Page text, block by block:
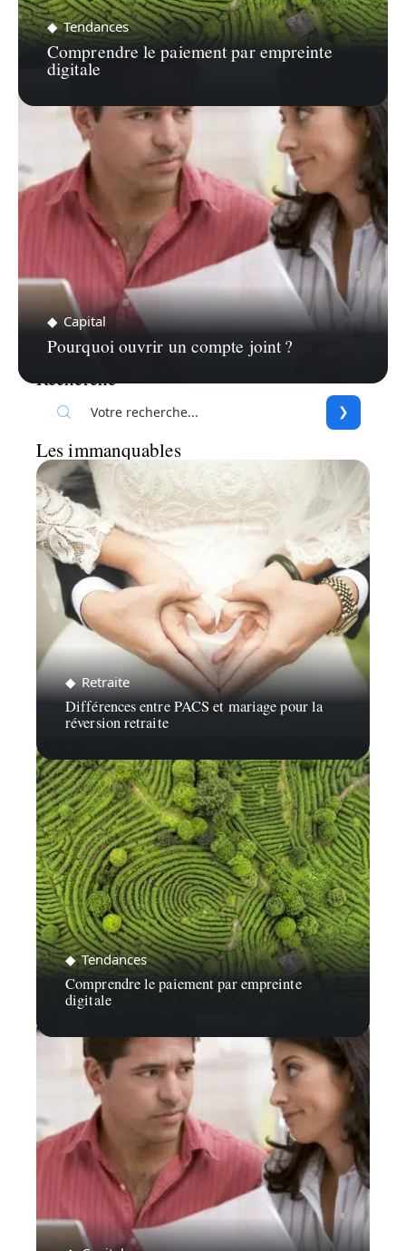
Tendances
Comprendre le paiement par empreinte
digitale
Capital
Pourquoi ouvrir un compte joint ?
Recherche
Les immanquables
Retraite
Différences entre PACS et mariage pour la
réversion retraite
Tendances
Comprendre le paiement par empreinte
digitale